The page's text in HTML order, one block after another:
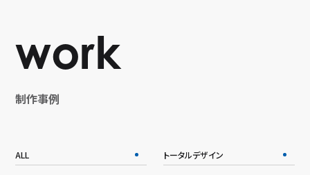
work
制作事例
ALL トータルデザイン